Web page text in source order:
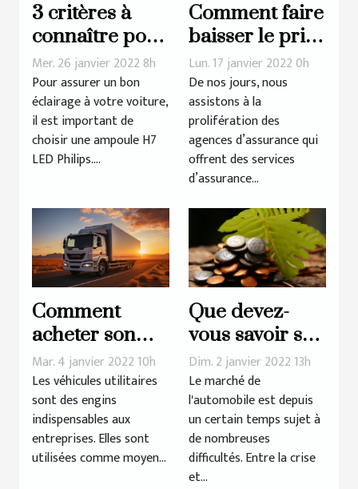
3 critères à
connaître pour
mieux choisir
votre
ampoule H7
LED Philips
Mer. 26 janvier 2022 8h
Pour assurer un bon
éclairage à votre voiture,
il est important de
choisir une ampoule H7
LED Philips....
Comment faire
baisser le prix
de son
assurance auto
?
Lun. 17 janvier 2022 0h
De nos jours, nous
assistons à la
prolifération des
agences d’assurance qui
offrent des services
d’assurance...
Comment
acheter son
véhicule
utilitaire en
2022 ?
Mar. 4 janvier 2022 10h
Les véhicules utilitaires
sont des engins
indispensables aux
entreprises. Elles sont
utilisées comme moyen...
Que devez-
vous savoir sur
le malus
écologique ?
Dim. 2 janvier 2022 13h
Le marché de
l'automobile est depuis
un certain temps sujet à
de nombreuses
difficultés. Entre la crise
et...